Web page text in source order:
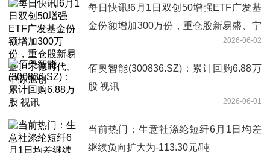
每日快讯!6月1日双创50增强ETF广发基
金份额增加300万份，重仓股新易盛、宁
2026-06-02
佰奥智能(300836.SZ)：累计回购6.88万
股 视讯
2026-06-01
当前热门：生意社涤纶短纤6月1日均差
继续负向扩大为-113.30元/吨